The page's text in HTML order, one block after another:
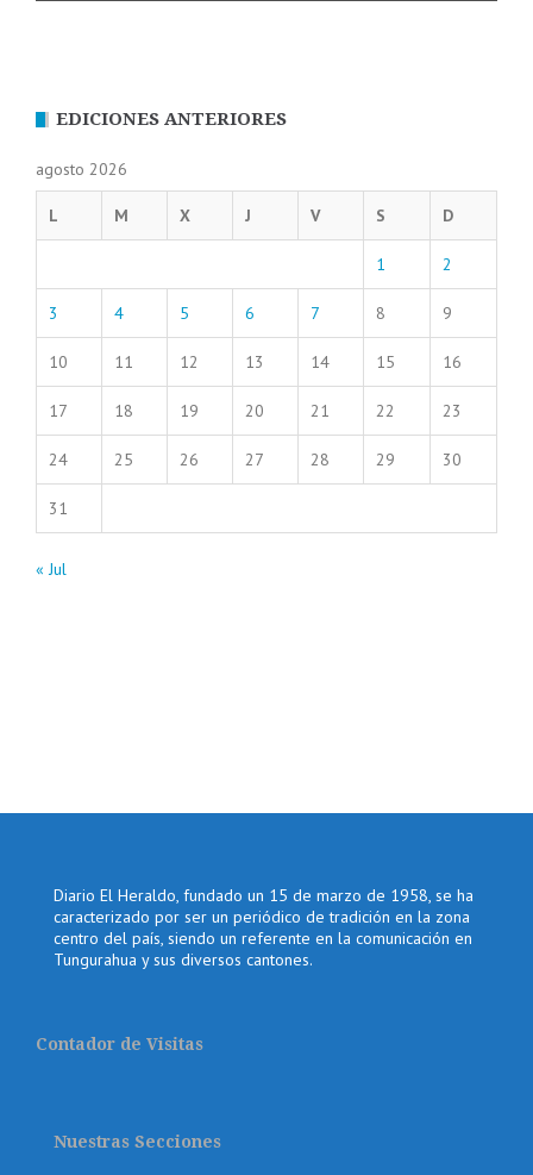
EDICIONES ANTERIORES
agosto 2026
L M X J V S D
1 2
3 4 5 6 7 8 9
10 11 12 13 14 15 16
17 18 19 20 21 22 23
24 25 26 27 28 29 30
31
« Jul
Diario El Heraldo, fundado un 15 de marzo de 1958, se ha
caracterizado por ser un periódico de tradición en la zona
centro del país, siendo un referente en la comunicación en
Tungurahua y sus diversos cantones.
Contador de Visitas
Nuestras Secciones